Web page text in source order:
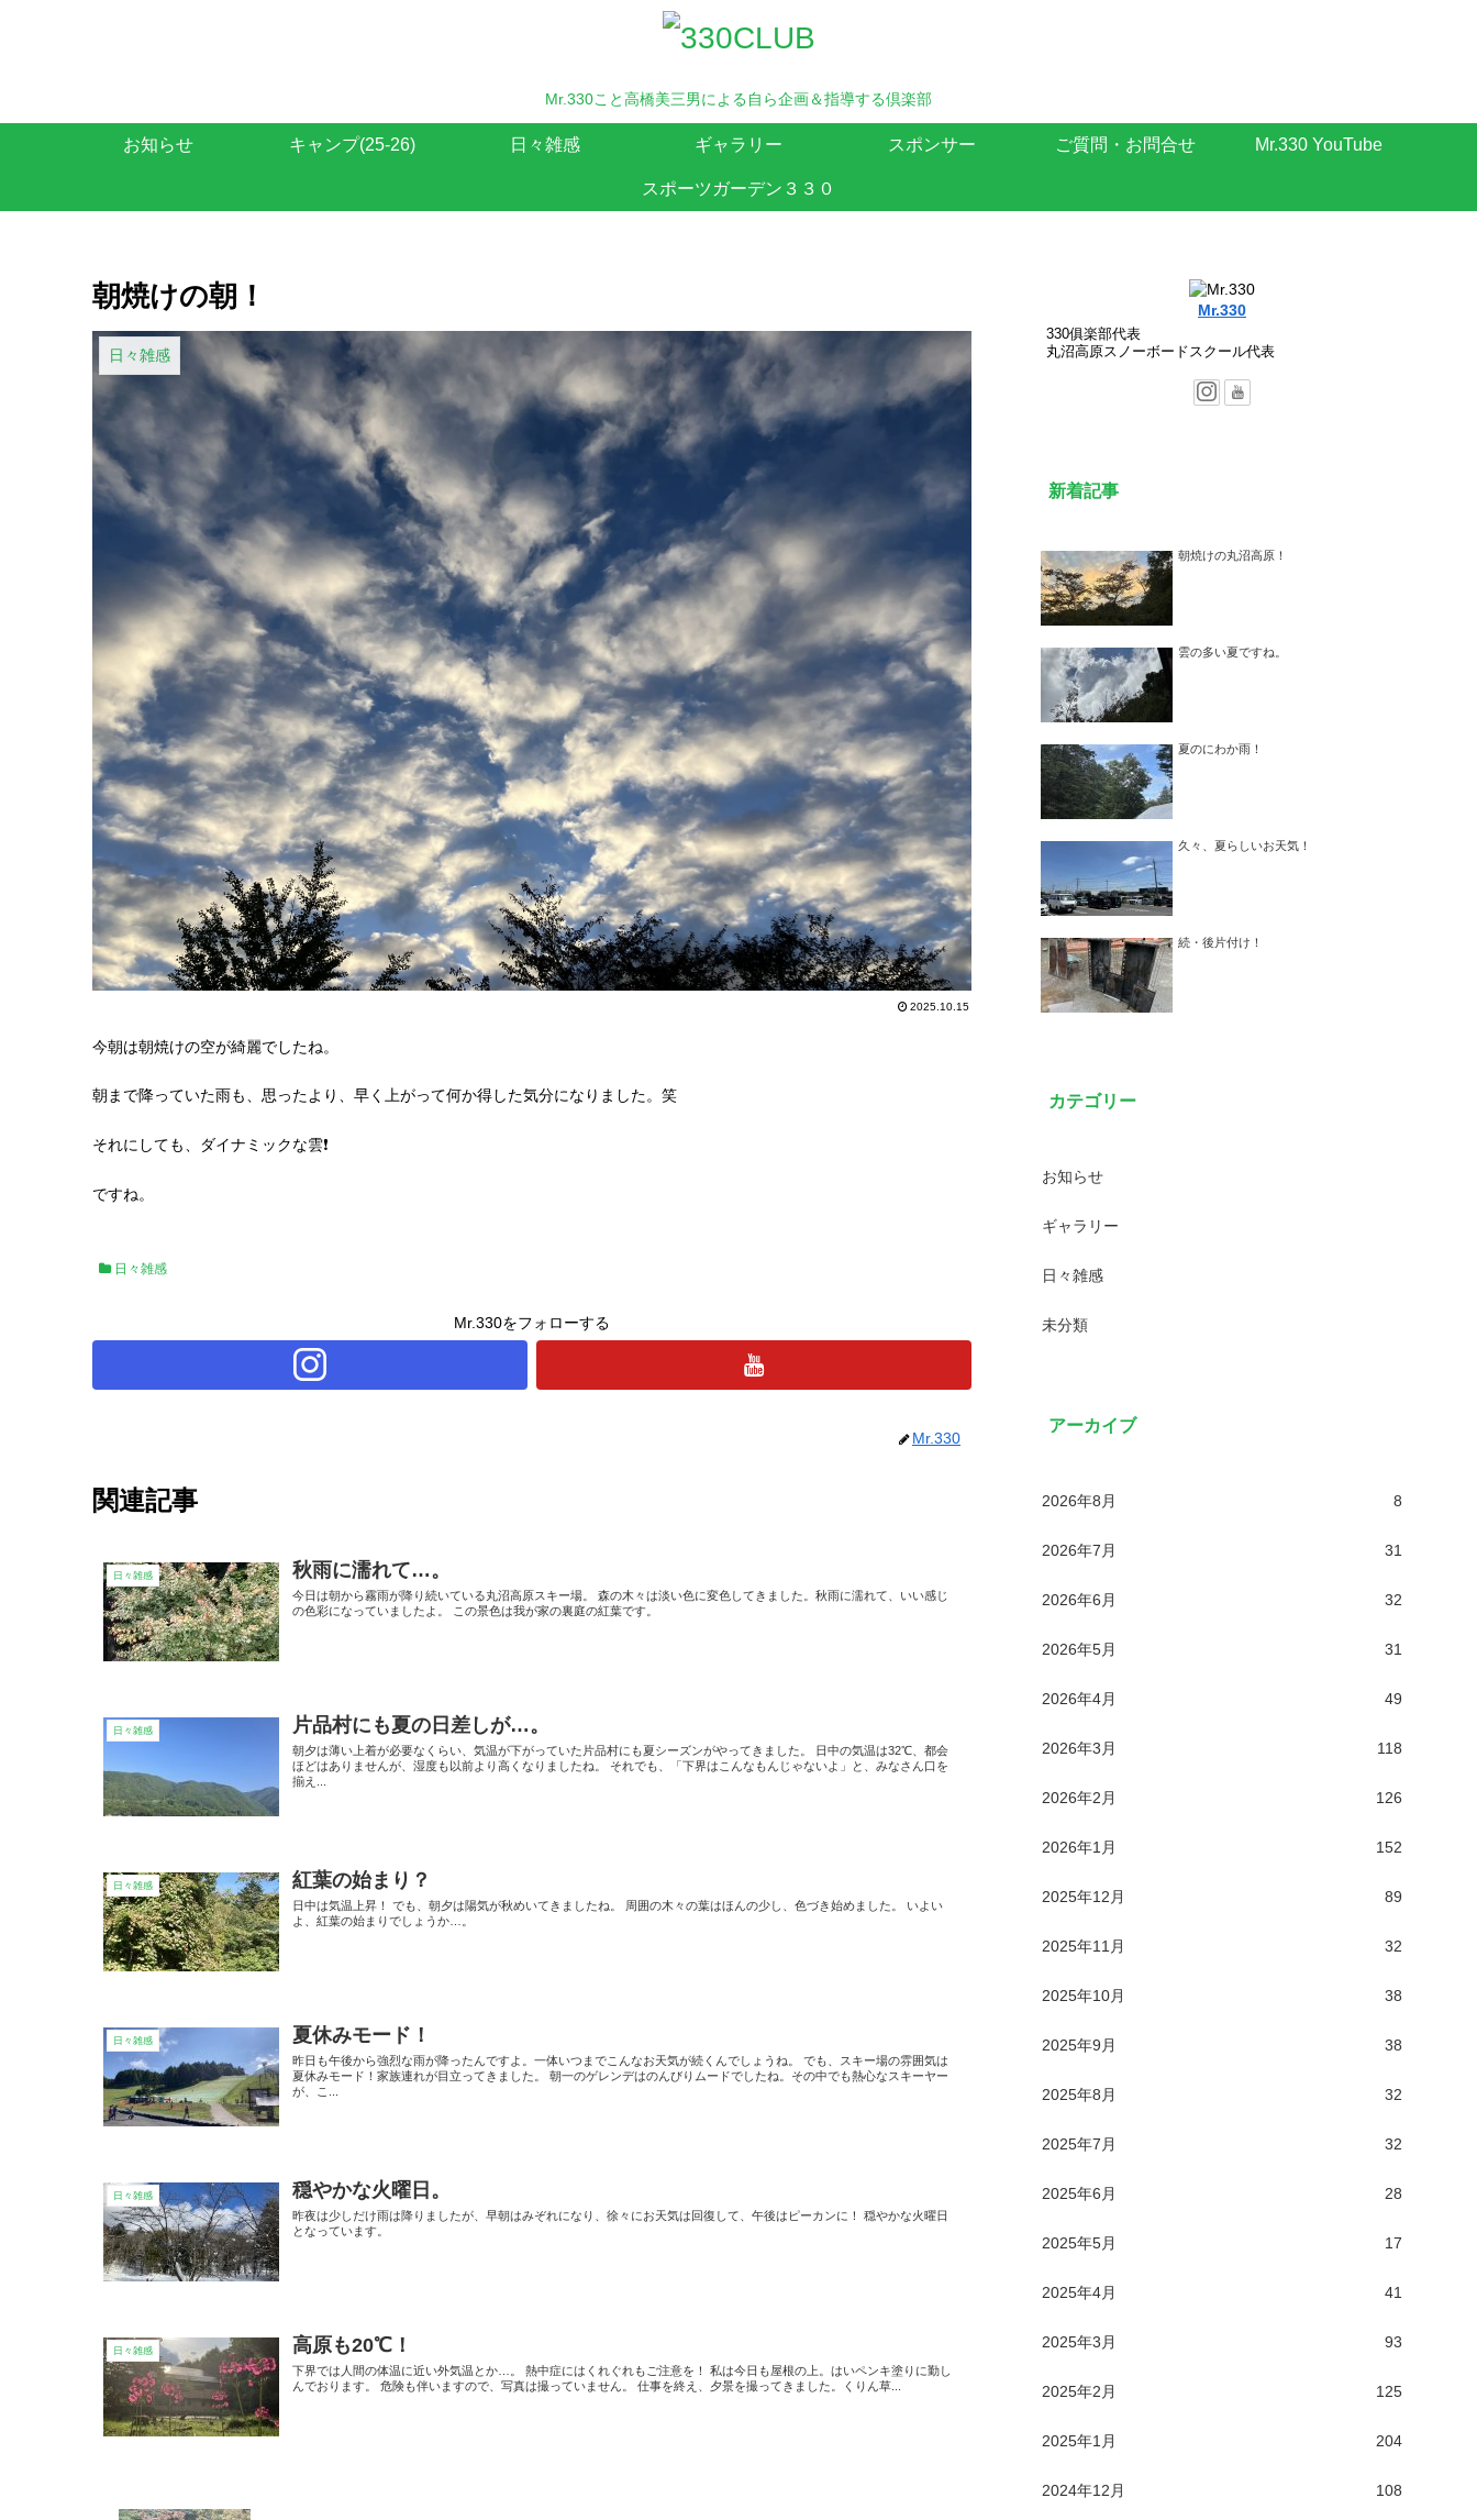
Mr.330こと高橋美三男による自ら企画＆指導する倶楽部
お知らせ キャンプ(25-26) 日々雑感 ギャラリー スポンサー ご質問・お問合せ Mr.330 YouTube
スポーツガーデン３３０
朝焼けの朝！
日々雑感
2025.10.15
今朝は朝焼けの空が綺麗でしたね。
朝まで降っていた雨も、思ったより、早く上がって何か得した気分になりました。笑
それにしても、ダイナミックな雲❗️
ですね。
日々雑感
Mr.330をフォローする
Mr.330
関連記事
日々雑感 秋雨に濡れて…。
今日は朝から霧雨が降り続いている丸沼高原スキー場。 森の木々は淡い色に変色してきました。秋雨に濡れて、いい感じ
の色彩になっていましたよ。 この景色は我が家の裏庭の紅葉です。
日々雑感 片品村にも夏の日差しが…。
朝夕は薄い上着が必要なくらい、気温が下がっていた片品村にも夏シーズンがやってきました。 日中の気温は32℃、都会
ほどはありませんが、湿度も以前より高くなりましたね。 それでも、「下界はこんなもんじゃないよ」と、みなさん口を
揃え...
日々雑感 紅葉の始まり？
日中は気温上昇！ でも、朝夕は陽気が秋めいてきましたね。 周囲の木々の葉はほんの少し、色づき始めました。 いよい
よ、紅葉の始まりでしょうか…。
日々雑感 夏休みモード！
昨日も午後から強烈な雨が降ったんですよ。一体いつまでこんなお天気が続くんでしょうね。 でも、スキー場の雰囲気は
夏休みモード！家族連れが目立ってきました。 朝一のゲレンデはのんびりムードでしたね。その中でも熱心なスキーヤー
が、こ...
日々雑感 穏やかな火曜日。
昨夜は少しだけ雨は降りましたが、早朝はみぞれになり、徐々にお天気は回復して、午後はピーカンに！ 穏やかな火曜日
となっています。
日々雑感 高原も20℃！
下界では人間の体温に近い外気温とか…。 熱中症にはくれぐれもご注意を！ 私は今日も屋根の上。はいペンキ塗りに勤し
んでおります。 危険も伴いますので、写真は撮っていません。 仕事を終え、夕景を撮ってきました。くりん草...
Mr.330
330俱楽部代表
丸沼高原スノーボードスクール代表
新着記事
朝焼けの丸沼高原！
雲の多い夏ですね。
夏のにわか雨！
久々、夏らしいお天気！
続・後片付け！
カテゴリー
お知らせ
ギャラリー
日々雑感
未分類
アーカイブ
2026年8月 8
2026年7月 31
2026年6月 32
2026年5月 31
2026年4月 49
2026年3月 118
2026年2月 126
2026年1月 152
2025年12月 89
2025年11月 32
2025年10月 38
2025年9月 38
2025年8月 32
2025年7月 32
2025年6月 28
2025年5月 17
2025年4月 41
2025年3月 93
2025年2月 125
2025年1月 204
2024年12月 108